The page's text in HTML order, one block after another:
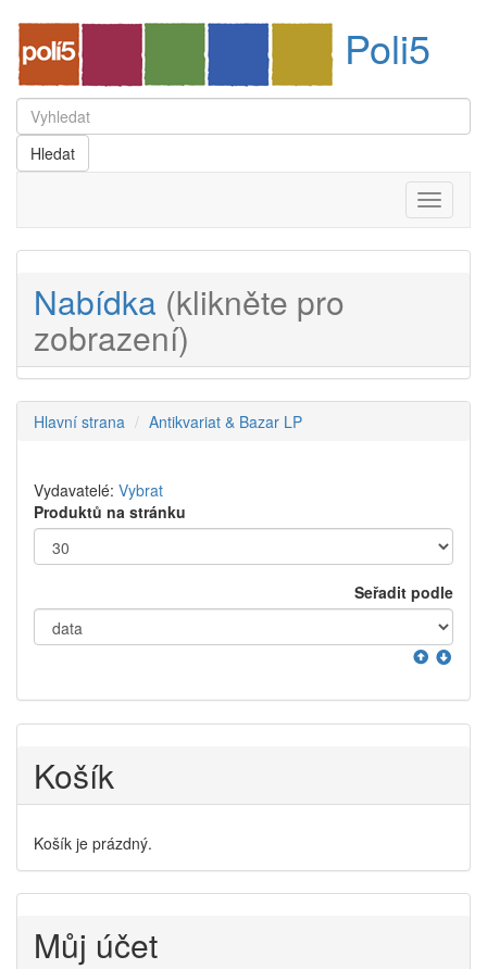
Poli5
Menu
Nabídka (klikněte pro
zobrazení)
Hlavní strana Antikvariat & Bazar LP
Vydavatelé: Vybrat
Produktů na stránku
Seřadit podle
Košík
Košík je prázdný.
Můj účet